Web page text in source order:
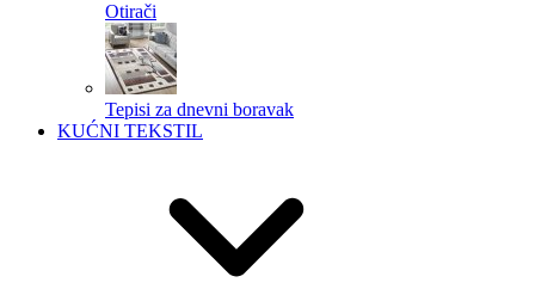
Otirači
Tepisi za dnevni boravak
KUĆNI TEKSTIL